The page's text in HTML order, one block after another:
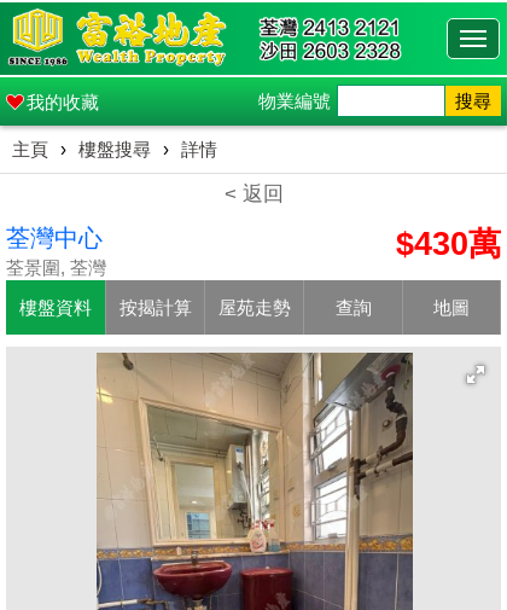
我的收藏 物業編號 搜尋
主頁 › 樓盤搜尋 › 詳情
< 返回
荃灣中心
荃景圍, 荃灣
$430萬
樓盤資料 按揭計算 屋苑走勢 查詢 地圖